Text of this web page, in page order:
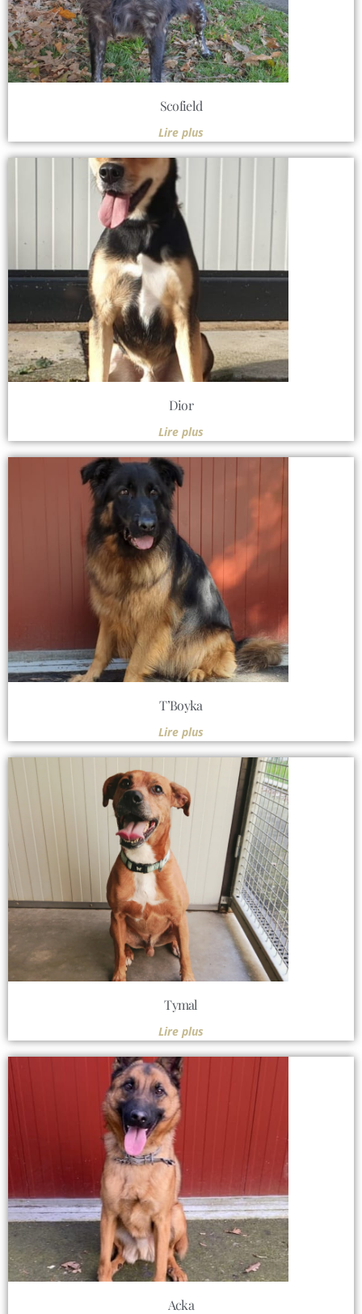
Scofield
Lire plus
Dior
Lire plus
T’Boyka
Lire plus
Tymal
Lire plus
Acka